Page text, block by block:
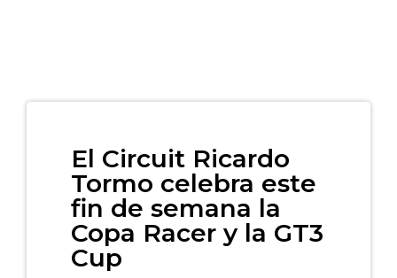
El Circuit Ricardo
Tormo celebra este
fin de semana la
Copa Racer y la GT3
Cup